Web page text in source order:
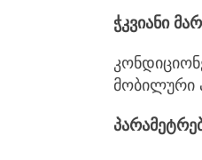
ჭკვიანი
მობილური